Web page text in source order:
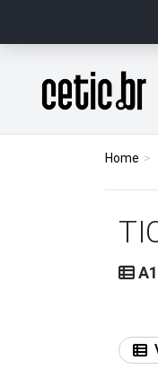
Página inicial
Home